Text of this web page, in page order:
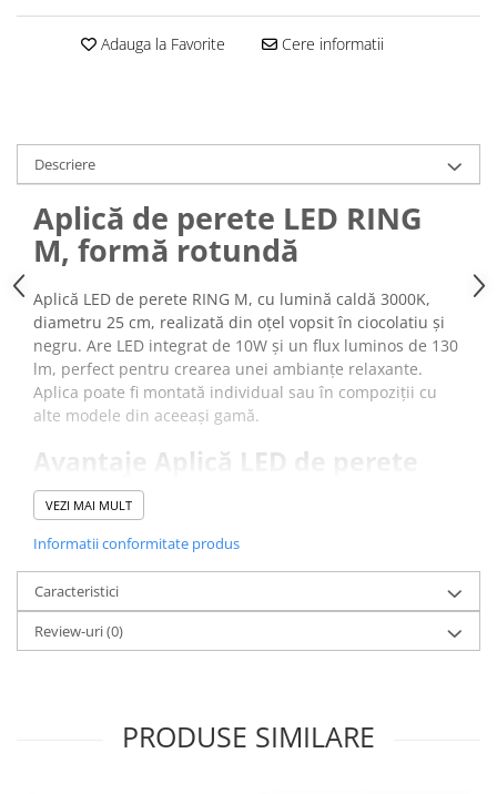
Adauga la Favorite Cere informatii
Descriere
Aplică de perete LED RING
M, formă rotundă
Aplică LED de perete RING M, cu lumină caldă 3000K,
diametru 25 cm, realizată din oțel vopsit în ciocolatiu și
negru. Are LED integrat de 10W și un flux luminos de 130
lm, perfect pentru crearea unei ambianțe relaxante.
Aplica poate fi montată individual sau în compoziții cu
alte modele din aceeași gamă.
Avantaje Aplică LED de perete
RING M:
Design modern
vopsit.
atmosferă confortabilă.
Dimensiuni: 25 cm, perfectă pentru spații mici și
medii
Corp din oțelrezistent.
VEZI MAI MULT
Informatii conformitate produs
Caracteristici
Review-uri(0)
PRODUSE SIMILARE